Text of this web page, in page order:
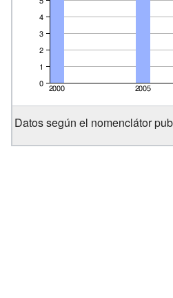
Datos según el nomenclátor